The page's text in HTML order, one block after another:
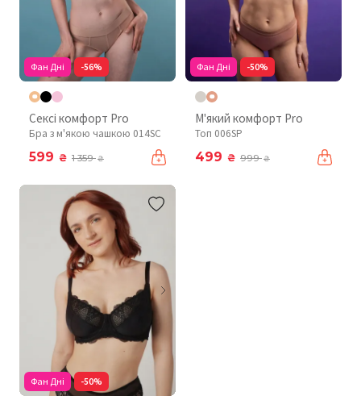
Фан Дні -56%
Сексі комфорт Pro
Бра з м'якою чашкою 014SC
599 ₴ 1 359₴
Фан Дні -50%
М'який комфорт Pro
Топ 006SP
499 ₴ 999₴
Фан Дні -50%